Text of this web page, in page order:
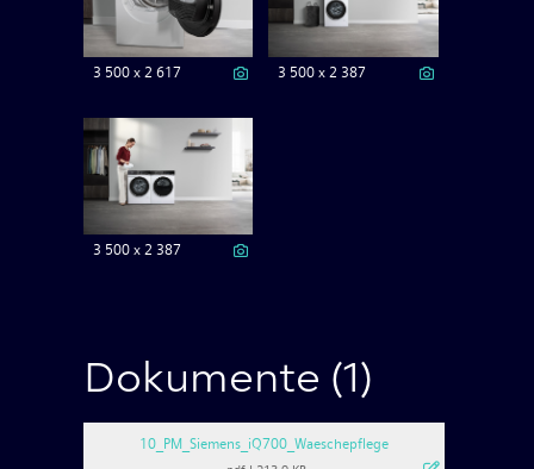
3 500 x 2 617 3 500 x 2 387
3 500 x 2 387
Dokumente (1)
10_PM_Siemens_iQ700_Waeschepflege